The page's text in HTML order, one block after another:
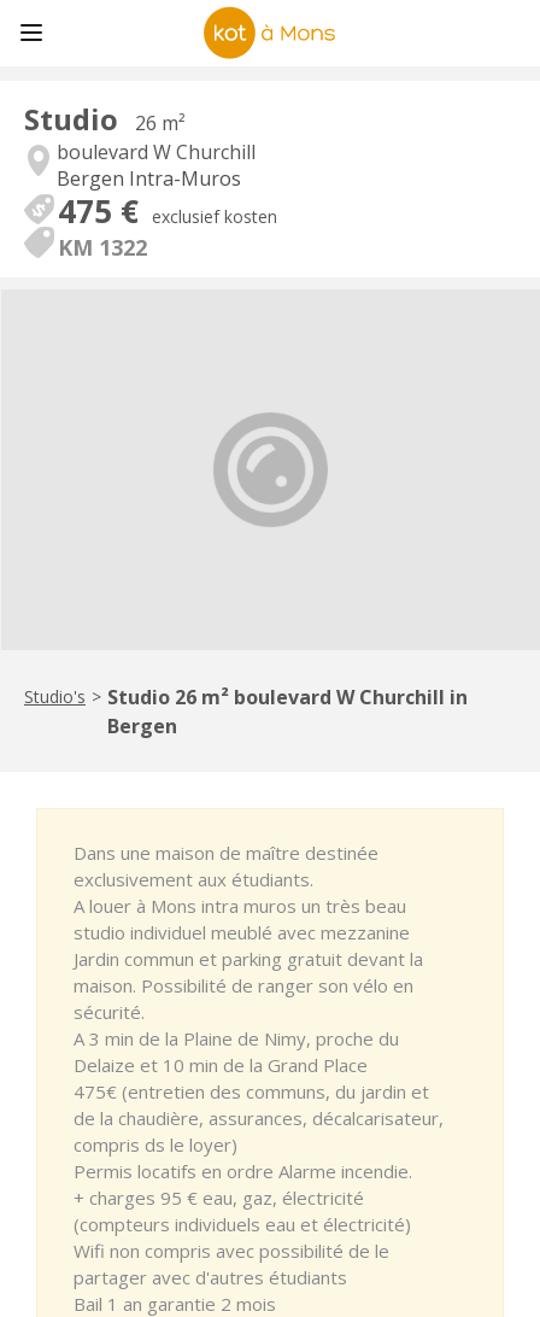
Studio
26 m²
boulevard W Churchill
Bergen Intra-Muros
475 € exclusief kosten
KM 1322
Studio's > Studio 26 m² boulevard W Churchill in
Bergen
Dans une maison de maître destinée
exclusivement aux étudiants.
A louer à Mons intra muros un très beau
studio individuel meublé avec mezzanine
Jardin commun et parking gratuit devant la
maison. Possibilité de ranger son vélo en
sécurité.
A 3 min de la Plaine de Nimy, proche du
Delaize et 10 min de la Grand Place
475€ (entretien des communs, du jardin et
de la chaudière, assurances, décalcarisateur,
compris ds le loyer)
Permis locatifs en ordre Alarme incendie.
+ charges 95 € eau, gaz, électricité
(compteurs individuels eau et électricité)
Wifi non compris avec possibilité de le
partager avec d'autres étudiants
Bail 1 an garantie 2 mois